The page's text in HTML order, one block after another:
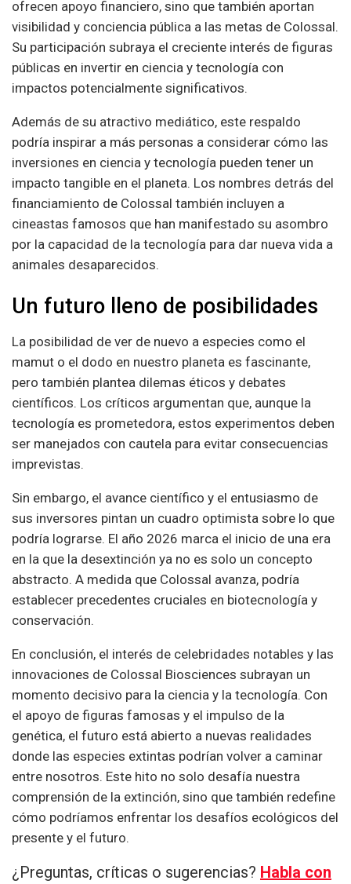
ofrecen apoyo financiero, sino que también aportan
visibilidad y conciencia pública a las metas de Colossal.
Su participación subraya el creciente interés de figuras
públicas en invertir en ciencia y tecnología con
impactos potencialmente significativos.
Además de su atractivo mediático, este respaldo
podría inspirar a más personas a considerar cómo las
inversiones en ciencia y tecnología pueden tener un
impacto tangible en el planeta. Los nombres detrás del
financiamiento de Colossal también incluyen a
cineastas famosos que han manifestado su asombro
por la capacidad de la tecnología para dar nueva vida a
animales desaparecidos.
Un futuro lleno de posibilidades
La posibilidad de ver de nuevo a especies como el
mamut o el dodo en nuestro planeta es fascinante,
pero también plantea dilemas éticos y debates
científicos. Los críticos argumentan que, aunque la
tecnología es prometedora, estos experimentos deben
ser manejados con cautela para evitar consecuencias
imprevistas.
Sin embargo, el avance científico y el entusiasmo de
sus inversores pintan un cuadro optimista sobre lo que
podría lograrse. El año 2026 marca el inicio de una era
en la que la desextinción ya no es solo un concepto
abstracto. A medida que Colossal avanza, podría
establecer precedentes cruciales en biotecnología y
conservación.
En conclusión, el interés de celebridades notables y las
innovaciones de Colossal Biosciences subrayan un
momento decisivo para la ciencia y la tecnología. Con
el apoyo de figuras famosas y el impulso de la
genética, el futuro está abierto a nuevas realidades
donde las especies extintas podrían volver a caminar
entre nosotros. Este hito no solo desafía nuestra
comprensión de la extinción, sino que también redefine
cómo podríamos enfrentar los desafíos ecológicos del
presente y el futuro.
¿Preguntas, críticas o sugerencias? Habla con